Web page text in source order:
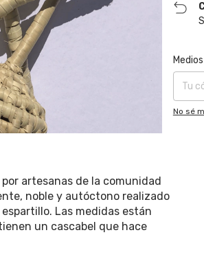
No sé
artesanas de la comunidad
noble y autóctono realizado
Las medidas están
un cascabel que hace